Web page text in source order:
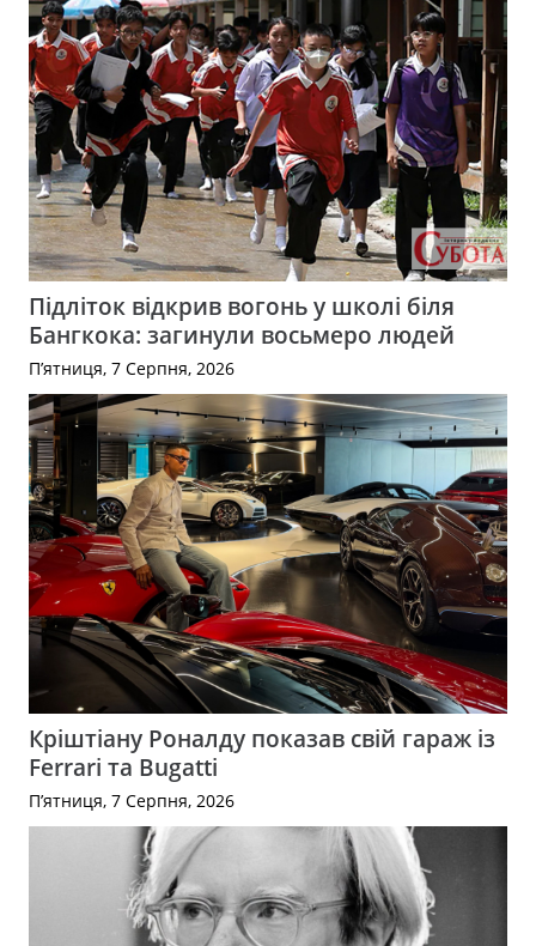
Підліток відкрив вогонь у школі біля
Бангкока: загинули восьмеро людей
П’ятниця, 7 Серпня, 2026
Кріштіану Роналду показав свій гараж із
Ferrari та Bugatti
П’ятниця, 7 Серпня, 2026